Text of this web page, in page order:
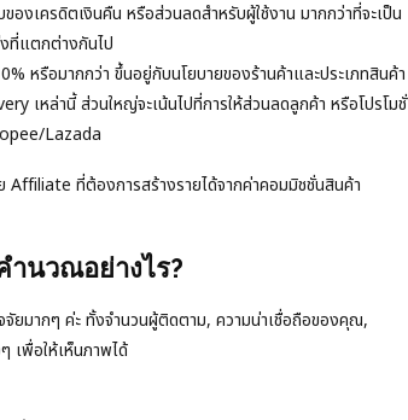
องเครดิตเงินคืน หรือส่วนลดสำหรับผู้ใช้งาน มากกว่าที่จะเป็น
ที่แตกต่างกันไป
หรือมากกว่า ขึ้นอยู่กับนโยบายของร้านค้าและประเภทสินค้า
เหล่านี้ ส่วนใหญ่จะเน้นไปที่การให้ส่วนลดลูกค้า หรือโปรโมชั่
Lazada
ที่ต้องการสร้างรายได้จากค่าคอมมิชชั่นสินค้า
ำนวณอย่างไร?
มากๆ ค่ะ ทั้งจำนวนผู้ติดตาม, ความน่าเชื่อถือของคุณ,
เพื่อให้เห็นภาพได้